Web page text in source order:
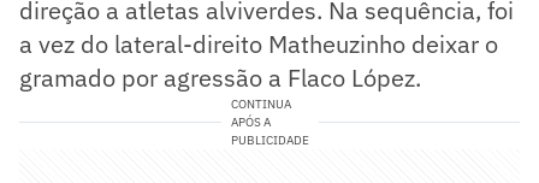
direção a atletas alviverdes. Na sequência, foi
a vez do lateral-direito Matheuzinho deixar o
gramado por agressão a Flaco López.
CONTINUA
APÓS A
PUBLICIDADE